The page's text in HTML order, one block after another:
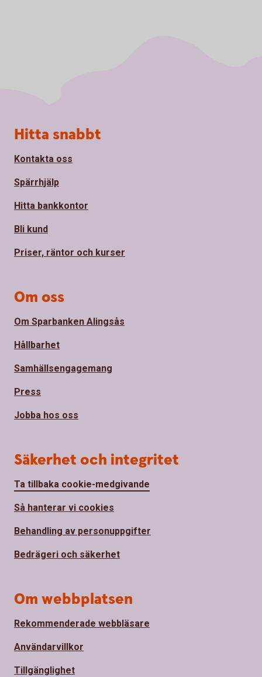
Sidfot
Hitta snabbt
Kontakta oss
Spärrhjälp
Hitta bankkontor
Bli kund
Priser, räntor och kurser
Om oss
Om Sparbanken Alingsås
Hållbarhet
Samhällsengagemang
Press
Jobba hos oss
Säkerhet och integritet
Ta tillbaka cookie-medgivande
Så hanterar vi cookies
Behandling av personuppgifter
Bedrägeri och säkerhet
Om webbplatsen
Rekommenderade webbläsare
Användarvillkor
Tillgänglighet